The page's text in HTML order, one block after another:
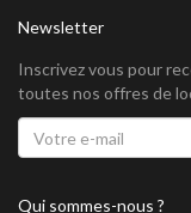
Newsletter
Inscrivez vous pour
toutes nos offres de
Qui sommes-nous ?